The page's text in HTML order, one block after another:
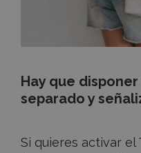
Hay que
separado y
Si quieres activar el